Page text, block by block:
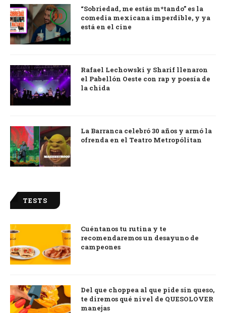
9.0
“Sobriedad, me estás m*tando” es la
comedia mexicana imperdible, y ya
está en el cine
Rafael Lechowski y Sharif llenaron
el Pabellón Oeste con rap y poesía de
la chida
La Barranca celebró 30 años y armó la
ofrenda en el Teatro Metropólitan
TESTS
Cuéntanos tu rutina y te
recomendaremos un desayuno de
campeones
Del que choppea al que pide sin queso,
te diremos qué nivel de QUESOLOVER
manejas